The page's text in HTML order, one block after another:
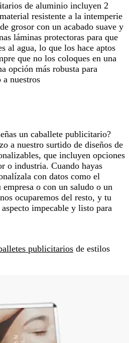
de aluminio incluyen 2
resistente a la intemperie
grosor con un acabado suave y
láminas protectoras para que
al agua, lo que los hace aptos
que no los coloques en una
opción más robusta para
nuestros
un caballete publicitario?
a nuestro surtido de diseños de
que incluyen opciones
o industria. Cuando hayas
con datos como el
o con un saludo o un
ocuparemos del resto, y tu
impecable y listo para
publicitarios de estilos